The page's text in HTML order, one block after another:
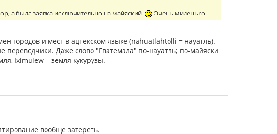
а была заявка исключительно на майяский. Очень миленько
городов и мест в ацтекском языке (nāhuatlahtōlli = науатль).
переводчики. Даже слово "Гватемала" по-науатль; по-майяски
Iximulew = земля кукурузы.
вообще затереть.